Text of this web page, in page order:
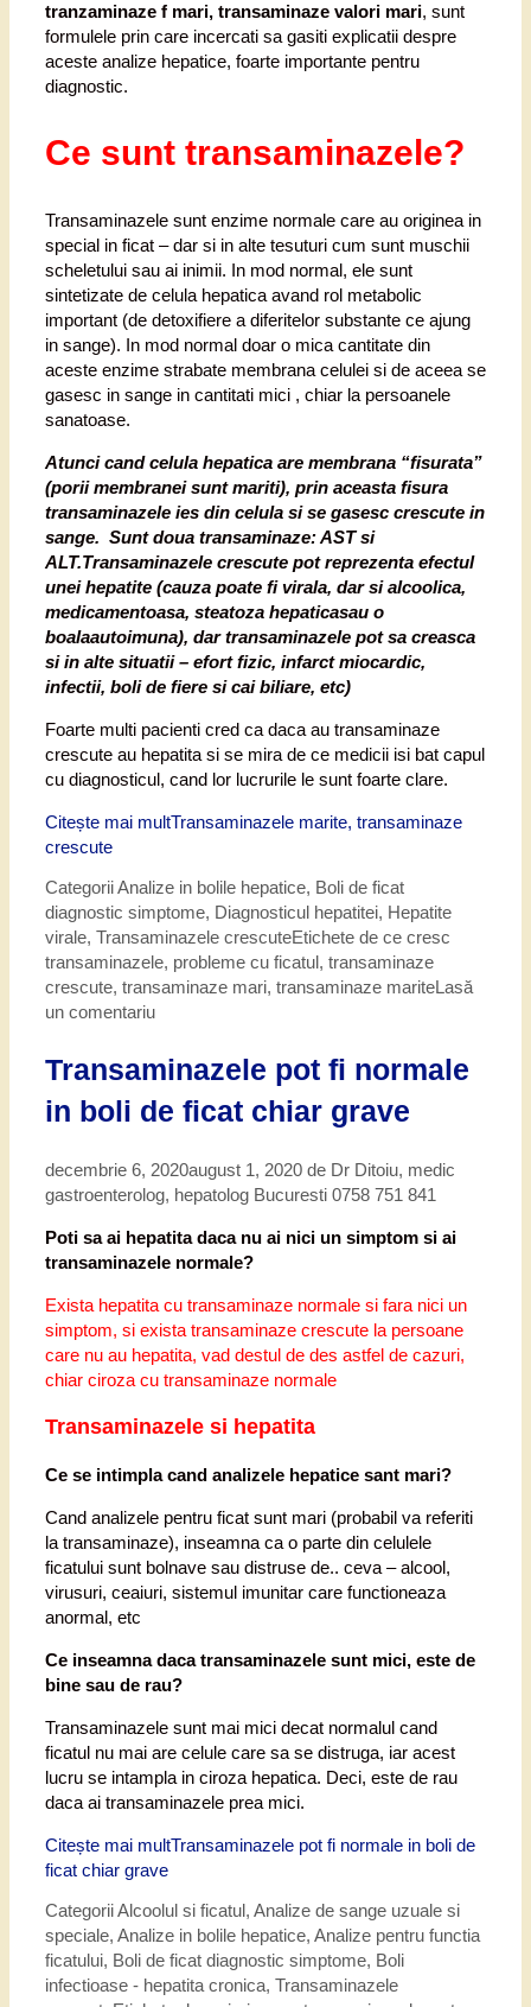
tranzaminaze f mari, transaminaze valori mari, sunt
formulele prin care incercati sa gasiti explicatii despre
aceste analize hepatice, foarte importante pentru
diagnostic.
Ce sunt transaminazele?
Transaminazele sunt enzime normale care au originea in
special in ficat – dar si in alte tesuturi cum sunt muschii
scheletului sau ai inimii. In mod normal, ele sunt
sintetizate de celula hepatica avand rol metabolic
important (de detoxifiere a diferitelor substante ce ajung
in sange). In mod normal doar o mica cantitate din
aceste enzime strabate membrana celulei si de aceea se
gasesc in sange in cantitati mici , chiar la persoanele
sanatoase.
Atunci cand celula hepatica are membrana “fisurata”
(porii membranei sunt mariti), prin aceasta fisura
transaminazele ies din celula si se gasesc crescute in
sange. Sunt doua transaminaze: AST si
ALT.Transaminazele crescute pot reprezenta efectul
unei hepatite (cauza poate fi virala, dar si alcoolica,
medicamentoasa, steatoza hepaticasau o
boalaautoimuna), dar transaminazele pot sa creasca
si in alte situatii – efort fizic, infarct miocardic,
infectii, boli de fiere si cai biliare, etc)
Foarte multi pacienti cred ca daca au transaminaze
crescute au hepatita si se mira de ce medicii isi bat capul
cu diagnosticul, cand lor lucrurile le sunt foarte clare.
Citește mai multTransaminazele marite, transaminaze
crescute
CategoriiAnalize in bolile hepatice, Boli de ficat
diagnostic simptome, Diagnosticul hepatitei, Hepatite
virale, Transaminazele crescuteEtichete de ce cresc
transaminazele, probleme cu ficatul, transaminaze
crescute, transaminaze mari, transaminaze mariteLasă
un comentariu
Transaminazele pot fi normale
in boli de ficat chiar grave
decembrie 6, 2020august 1, 2020 de Dr Ditoiu, medic
gastroenterolog, hepatolog Bucuresti 0758 751 841
Poti sa ai hepatita daca nu ai nici un simptom si ai
transaminazele normale?
Exista hepatita cu transaminaze normale si fara nici un
simptom, si exista transaminaze crescute la persoane
care nu au hepatita, vad destul de des astfel de cazuri,
chiar ciroza cu transaminaze normale
Transaminazele si hepatita
Ce se intimpla cand analizele hepatice sant mari?
Cand analizele pentru ficat sunt mari (probabil va referiti
la transaminaze), inseamna ca o parte din celulele
ficatului sunt bolnave sau distruse de.. ceva – alcool,
virusuri, ceaiuri, sistemul imunitar care functioneaza
anormal, etc
Ce inseamna daca transaminazele sunt mici, este de
bine sau de rau?
Transaminazele sunt mai mici decat normalul cand
ficatul nu mai are celule care sa se distruga, iar acest
lucru se intampla in ciroza hepatica. Deci, este de rau
daca ai transaminazele prea mici.
Citește mai multTransaminazele pot fi normale in boli de
ficat chiar grave
CategoriiAlcoolul si ficatul , Analize de sange uzuale si
speciale, Analize in bolile hepatice, Analize pentru functia
ficatului, Boli de ficat diagnostic simptome, Boli
infectioase - hepatita cronica, Transaminazele